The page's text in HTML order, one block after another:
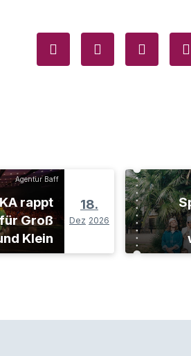
Agentur Baff
rappt
Groß
Klein
18.
Dez 2026